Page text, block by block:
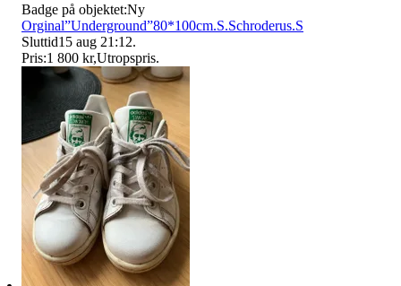
Badge på objektet:Ny
Orginal”Underground”80*100cm.S.Schroderus.S
Sluttid15 aug 21:12.
Pris:1 800 kr,Utropspris.